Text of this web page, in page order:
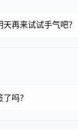
再来试试手气吧？
吗？